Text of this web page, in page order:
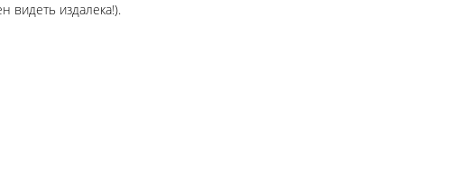
видеть издалека!).